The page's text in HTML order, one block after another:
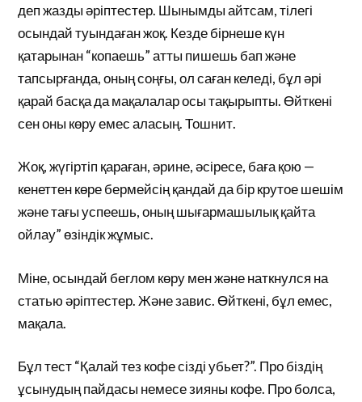
деп жазды әріптестер. Шынымды айтсам, тілегі
осындай туындаған жоқ. Кезде бірнеше күн
қатарынан “копаешь” атты пишешь бап және
тапсырғанда, оның соңғы, ол саған келеді, бұл әрі
қарай басқа да мақалалар осы тақырыпты. Өйткені
сен оны көру емес аласың. Тошнит.
Жоқ, жүгіртіп қараған, әрине, әсіресе, баға қою —
кенеттен көре бермейсің қандай да бір крутое шешім
және тағы успеешь, оның шығармашылық қайта
ойлау” өзіндік жұмыс.
Міне, осындай беглом көру мен және наткнулся на
статью әріптестер. Және завис. Өйткені, бұл емес,
мақала.
Бұл тест “Қалай тез кофе сізді убьет?”. Про біздің
ұсынудың пайдасы немесе зияны кофе. Про болса,